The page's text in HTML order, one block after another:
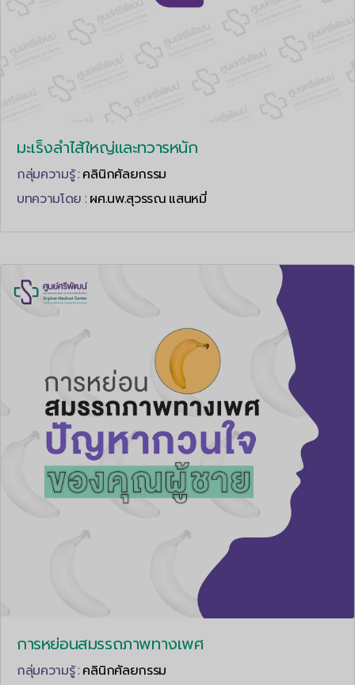
มะเร็งลำไส้ใหญ่และทวารหนัก
กลุ่มความรู้ : คลินิกศัลยกรรม
บทความโดย : ผศ.นพ.สุวรรณ แสนหมี่
การหย่อนสมรรถภาพทางเพศ
กลุ่มความรู้ : คลินิกศัลยกรรม